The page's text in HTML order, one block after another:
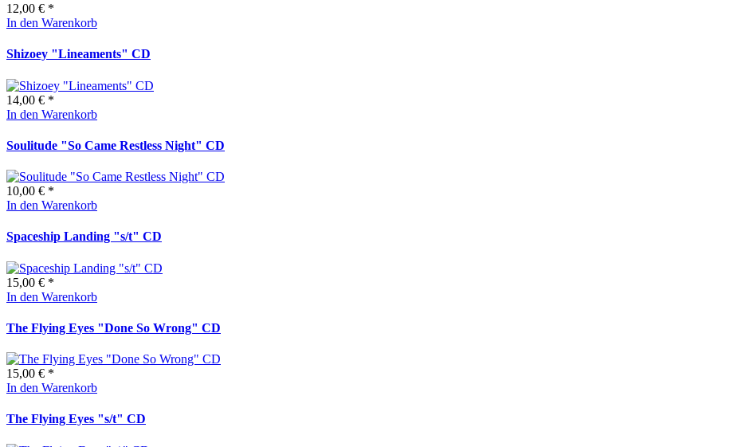
12,00 € *
In den Warenkorb
Shizoey "Lineaments" CD
14,00 € *
In den Warenkorb
Soulitude "So Came Restless Night" CD
10,00 € *
In den Warenkorb
Spaceship Landing "s/t" CD
15,00 € *
In den Warenkorb
The Flying Eyes "Done So Wrong" CD
15,00 € *
In den Warenkorb
The Flying Eyes "s/t" CD